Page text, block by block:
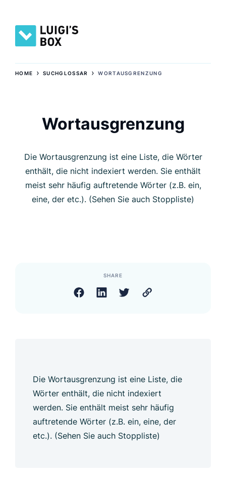
HOME ›SUCHGLOSSAR ›WORTAUSGRENZUNG
Wortausgrenzung
Die Wortausgrenzung ist eine Liste, die Wörter
enthält, die nicht indexiert werden. Sie enthält
meist sehr häufig auftretende Wörter (z.B. ein,
eine, der etc.). (Sehen Sie auch Stoppliste)
SHARE
Die Wortausgrenzung ist eine Liste, die
Wörter enthält, die nicht indexiert
werden. Sie enthält meist sehr häufig
auftretende Wörter (z.B. ein, eine, der
etc.). (Sehen Sie auch Stoppliste)